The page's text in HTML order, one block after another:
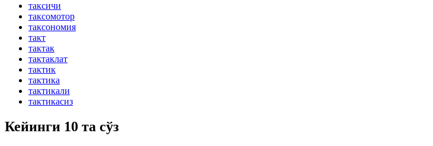
таксичи
таксомотор
таксономия
такт
тактак
тактаклат
тактик
тактика
тактикали
тактикасиз
Кейинги 10 та сўз